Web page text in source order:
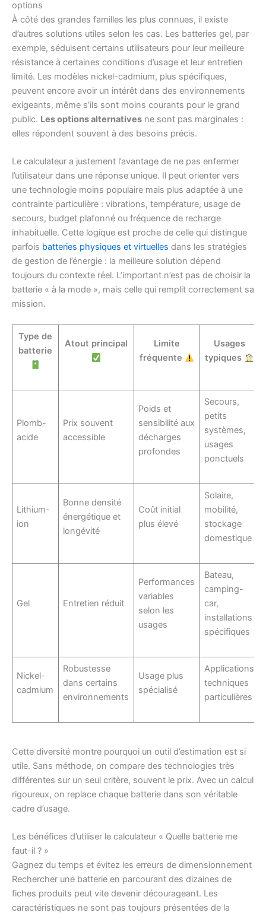
options
À côté des grandes familles les plus connues, il existe
d’autres solutions utiles selon les cas. Les batteries gel, par
exemple, séduisent certains utilisateurs pour leur meilleure
résistance à certaines conditions d’usage et leur entretien
limité. Les modèles nickel-cadmium, plus spécifiques,
peuvent encore avoir un intérêt dans des environnements
exigeants, même s’ils sont moins courants pour le grand
public. Les options alternatives ne sont pas marginales :
elles répondent souvent à des besoins précis.
Le calculateur a justement l’avantage de ne pas enfermer
l’utilisateur dans une réponse unique. Il peut orienter vers
une technologie moins populaire mais plus adaptée à une
contrainte particulière : vibrations, température, usage de
secours, budget plafonné ou fréquence de recharge
inhabituelle. Cette logique est proche de celle qui distingue
parfois batteries physiques et virtuelles dans les stratégies
de gestion de l’énergie : la meilleure solution dépend
toujours du contexte réel. L’important n’est pas de choisir la
batterie « à la mode », mais celle qui remplit correctement sa
mission.
Type de
batterie
Atout principal
Limite
fréquente
Usages
typiques
Plomb-
acide
Prix souvent
accessible
Poids et
sensibilité aux
décharges
profondes
Secours,
petits
systèmes,
usages
ponctuels
Lithium-
ion
Bonne densité
énergétique et
longévité
Coût initial
plus élevé
Solaire,
mobilité,
stockage
domestique
Gel Entretien réduit
Performances
variables
selon les
usages
Bateau,
camping-
car,
installations
spécifiques
Nickel-
cadmium
Robustesse
dans certains
environnements
Usage plus
spécialisé
Applications
techniques
particulières
Cette diversité montre pourquoi un outil d’estimation est si
utile. Sans méthode, on compare des technologies très
différentes sur un seul critère, souvent le prix. Avec un calcul
rigoureux, on replace chaque batterie dans son véritable
cadre d’usage.
Les bénéfices d’utiliser le calculateur « Quelle batterie me
faut-il ? »
Gagnez du temps et évitez les erreurs de dimensionnement
Rechercher une batterie en parcourant des dizaines de
fiches produits peut vite devenir décourageant. Les
caractéristiques ne sont pas toujours présentées de la